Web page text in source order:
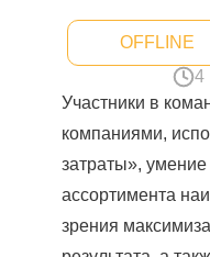
OFFLINE
4
Участники в
компаниями,
затраты»,
ассортимента
зрения